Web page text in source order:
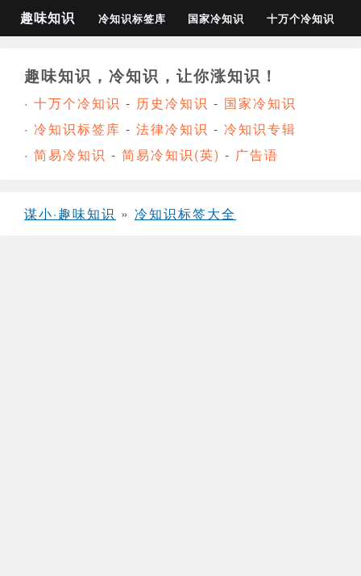
趣味知识 冷知识标签库 国家冷知识 十万个冷知识
趣味知识，冷知识，让你涨知识！
· 十万个冷知识 - 历史冷知识 - 国家冷知识
· 冷知识标签库 - 法律冷知识 - 冷知识专辑
· 简易冷知识 - 简易冷知识(英) - 广告语
谋小·趣味知识 » 冷知识标签大全